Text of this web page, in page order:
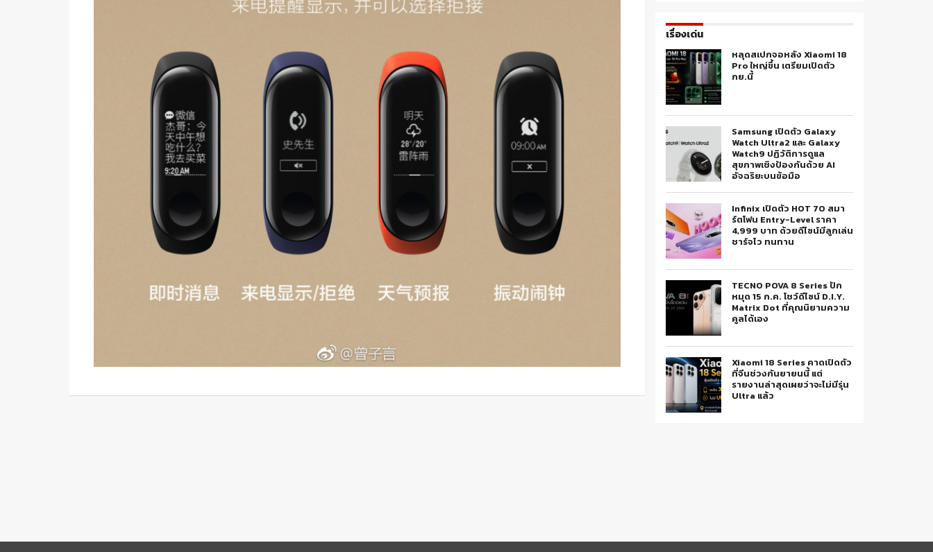
เรื่องเด่น
หลุดสเปกจอหลัง Xiaomi 18
Pro ใหญ่ขึ้น เตรียมเปิดตัว
กย.นี้
Samsung เปิดตัว Galaxy
Watch Ultra2 และ Galaxy
Watch9 ปฏิวัติการดูแล
สุขภาพเชิงป้องกันด้วย AI
อัจฉริยะบนข้อมือ
Infinix เปิดตัว HOT 70 สมา
ร์ตโฟน Entry-Level ราคา
4,999 บาท ด้วยดีไซน์มีลูกเล่น
ชาร์จไว ทนทาน
TECNO POVA 8 Series ปัก
หมุด 15 ก.ค. โชว์ดีไซน์ D.I.Y.
Matrix Dot ที่คุณนิยามความ
คูลได้เอง
Xiaomi 18 Series คาดเปิดตัว
ที่จีนช่วงกันยายนนี้ แต่
รายงานล่าสุดเผยว่าจะไม่มีรุ่น
Ultra แล้ว